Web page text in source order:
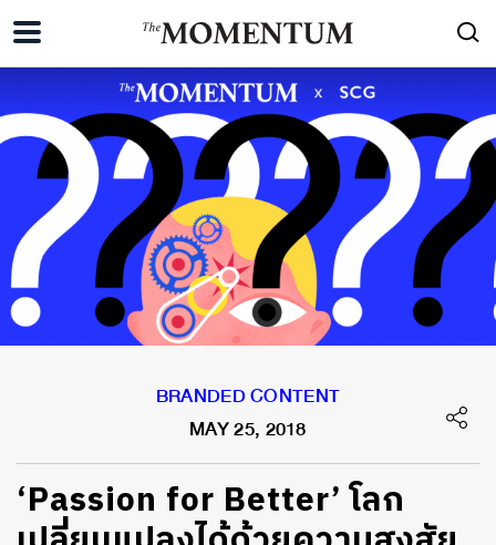
BRANDED CONTENT
MAY 25, 2018
‘Passion for Better’ โลก